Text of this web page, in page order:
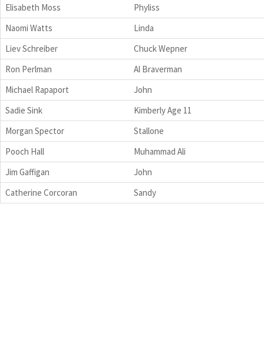
Elisabeth Moss
Phyliss
Naomi Watts
Linda
Liev Schreiber
Chuck Wepner
Ron Perlman
Al Braverman
Michael Rapaport
John
Sadie Sink
Kimberly Age 11
Morgan Spector
Stallone
Pooch Hall
Muhammad Ali
Jim Gaffigan
John
Catherine Corcoran
Sandy